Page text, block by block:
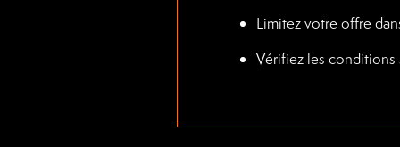
Limitez votre offre
Vérifiez les conditions